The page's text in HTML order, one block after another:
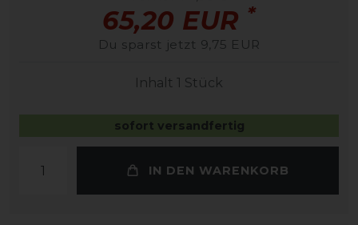
65,20 EUR *
Du sparst jetzt 9,75 EUR
Inhalt 1 Stück
sofort versandfertig
IN DEN WARENKORB